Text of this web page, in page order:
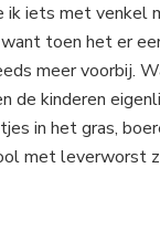
uit
de
oven
saucijsjes
en
venkelsalade
iets met venkel
toen het er
meer voorbij.
de kinderen
in het gras,
met leverworst